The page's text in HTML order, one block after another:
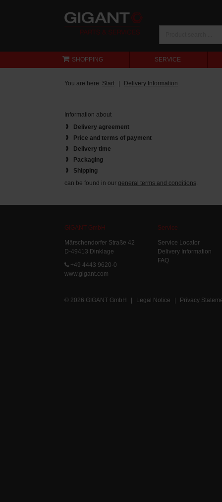
SHOPPING SERVICE
You are here: Start Delivery Information
Information about
Delivery agreement
Price and terms of payment
Delivery time
Packaging
Shipping
can be found in our general terms and conditions.
GIGANT GmbH
Märschendorfer Straße 42
D-49413 Dinklage
+49 4443 9620-0
www.gigant.com
Service
Service Locator
Delivery Information
FAQ
© 2026 GIGANT GmbH | Legal Notice | Privacy